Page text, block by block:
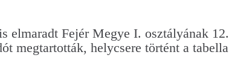
elmaradt Fejér Megye I. osztályának 12.
megtartották, helycsere történt a tabella